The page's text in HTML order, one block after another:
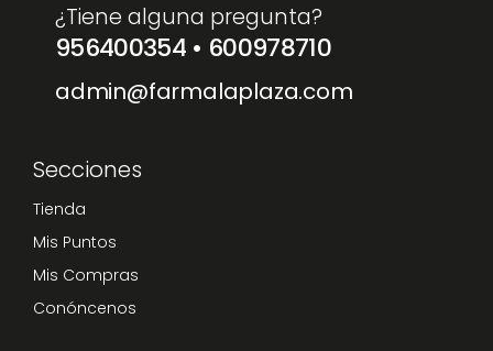
¿Tiene alguna pregunta?
956400354 • 600978710
admin@farmalaplaza.com
Secciones
Tienda
Mis Puntos
Mis Compras
Conóncenos